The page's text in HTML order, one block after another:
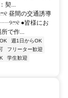
契...
間の交通誘導
●皆様にお
で作...
週1日からOK
フリーター歓迎
学生歓迎